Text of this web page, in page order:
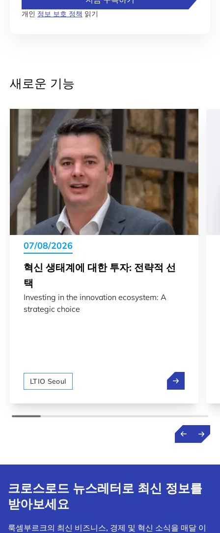
개인 정보 보호 정책 읽기
새로운 기능
07/08/2026
혁신 생태계에 대한 투자: 전략적 선
택
Investing in the innovation ecosystem: A
strategic choice
LTIO Seoul 혁신 생태계에
크로스로드 뉴스레터로 최신 정보를
받아보세요
룩셈부르크의 최신 비즈니스, 경제 및 혁신 소식을 매달 이